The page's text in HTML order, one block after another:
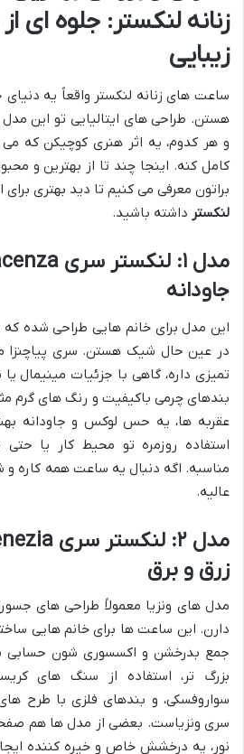
زنانه لنکستر: جلوه ای
زیبایی
ساعت های زنانه لنکستر واقعاً یه دنیای
هستن. طراحی های ایتالیایی تو این
و هر کدوم، یه اثر هنری کوچیکن که می
کامل کنه. اینجا چند تا از بهترین و
براتون معرفی می کنیم تا دید بهتری برای
لنکستر داشته باشید.
جاودانه
این مدل برای خانم هایی طراحی شده
در عین حال شیک هستن. سری پیاچنزا
تمیزی داره، گاهی با جزئیات مینیمال
بندهای چرمی باکیفیت و رنگ های گرم
عقربه ها، یه حس لوکس و جاودانه
استفاده روزمره تو محیط کار یا
مناسبه. اگه دنبال یه ساعت همه کاره و
عالیه.
زرق و برق
مدل های ونزیا معمولاً طراحی های
دارن. این ساعت ها برای خانم هایی
جمع بدرخشن و اکسسوری شون حسابی
بزرگ تر، استفاده از سنگ های
سواروفسکی، و بندهای فلزی با طرح
سری ونزیاست. بعضی از مدل ها هم
نور، یه درخشش خاص و خیره کننده